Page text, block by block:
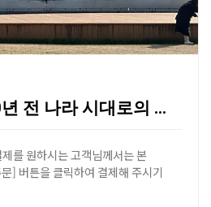
[나라 여행] 1300년 전 나라 시대로의 시간 여행,…
를 원하시는 고객님께서는 본
] 버튼을 클릭하여 결제해 주시기